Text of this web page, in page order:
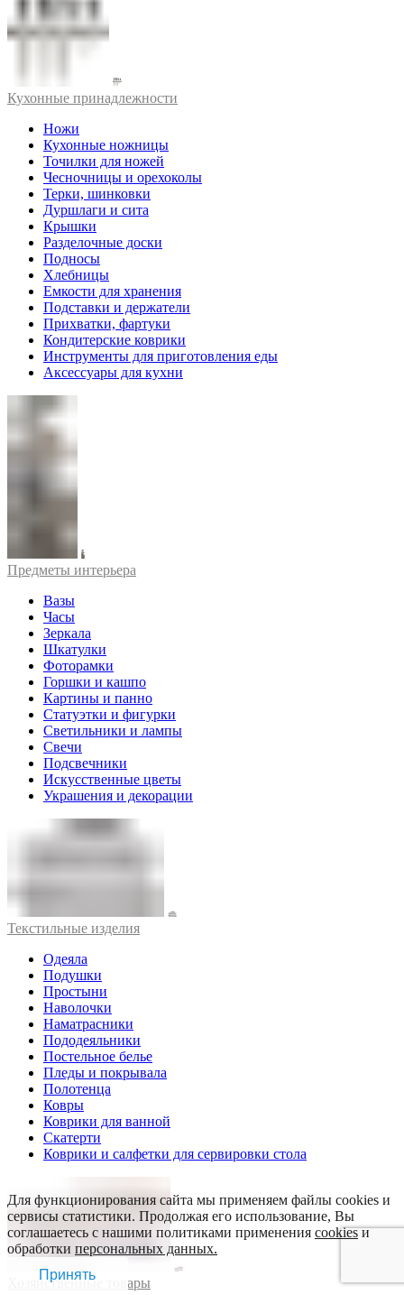
Кухонные принадлежности
Ножи
Кухонные ножницы
Точилки для ножей
Чесночницы и орехоколы
Терки, шинковки
Дуршлаги и сита
Крышки
Разделочные доски
Подносы
Хлебницы
Емкости для хранения
Подставки и держатели
Прихватки, фартуки
Кондитерские коврики
Инструменты для приготовления еды
Аксессуары для кухни
Предметы интерьера
Вазы
Часы
Зеркала
Шкатулки
Фоторамки
Горшки и кашпо
Картины и панно
Статуэтки и фигурки
Светильники и лампы
Свечи
Подсвечники
Искусственные цветы
Украшения и декорации
Текстильные изделия
Одеяла
Подушки
Простыни
Наволочки
Наматрасники
Пододеяльники
Постельное белье
Пледы и покрывала
Полотенца
Ковры
Коврики для ванной
Скатерти
Коврики и салфетки для сервировки стола
Хозяйственные товары
Для функционирования сайта мы применяем файлы cookies и
сервисы статистики. Продолжая его использование, Вы
соглашаетесь с нашими политиками применения cookiesи
обработки персональных данных.
Принять